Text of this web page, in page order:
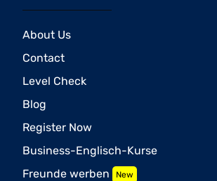
About Us
Contact
Level Check
Blog
Register Now
Business-Englisch-Kurse
Freunde werben New